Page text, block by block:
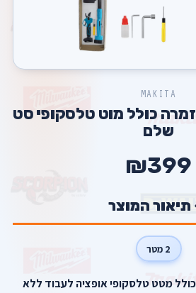
MAKITA
כולל מוט טלסקופי סט
שלם
₪399
תיאור המוצר
2 מטר
מטט טלסקופי אופציה לעבוד ללא